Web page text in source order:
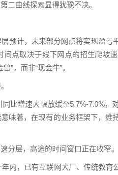
二曲线探索显得犹豫不决。
预计，未来部分网点将实现盈亏
点取决于线下网点的招生爬坡
”，而非“现金牛”。
比增速大幅放缓至5.7%-7.0%，
味着，在现有的业务框架下，维
分层，高途的时间窗口正在收窄。
内，已有互联网大厂、传统教育